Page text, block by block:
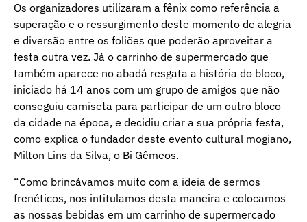
Os organizadores utilizaram a fênix como referência a
superação e o ressurgimento deste momento de alegria
e diversão entre os foliões que poderão aproveitar a
festa outra vez. Já o carrinho de supermercado que
também aparece no abadá resgata a história do bloco,
iniciado há 14 anos com um grupo de amigos que não
conseguiu camiseta para participar de um outro bloco
da cidade na época, e decidiu criar a sua própria festa,
como explica o fundador deste evento cultural mogiano,
Milton Lins da Silva, o Bi Gêmeos.
“Como brincávamos muito com a ideia de sermos
frenéticos, nos intitulamos desta maneira e colocamos
as nossas bebidas em um carrinho de supermercado